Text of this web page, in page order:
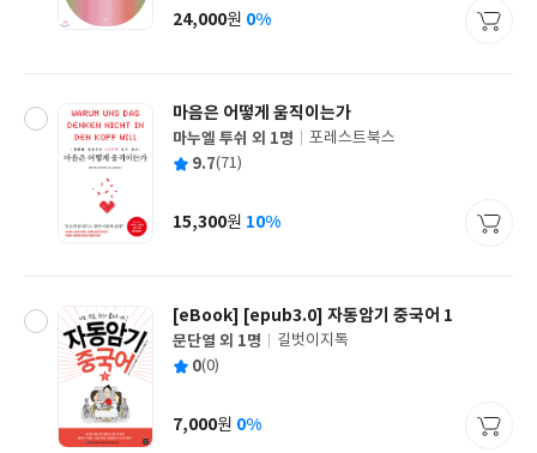
사
가
24,000원 0%
마음은 어떻게 움직이는가
글
쓴
마누엘 투쉬 외 1명
출
사
포레스트북스
평 9.7(71)
가
15,300원 10%
[eBook] [epub3.0] 자동암기 중국어 1
글
쓴
문단열 외 1명
출
사
길벗이지톡
평 0(0)
가
7,000원 0%